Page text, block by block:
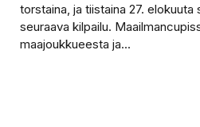
torstaina, ja tiistaina 27. elokuuta
seuraava kilpailu.
maajoukkueesta ja...